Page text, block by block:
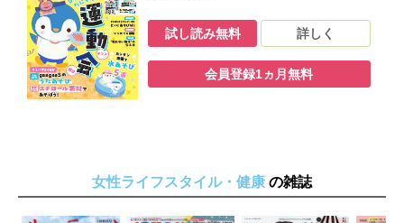
試し読み無料 詳しく
会員登録1ヵ月無料
女性ライフスタイル・健康 の雑誌